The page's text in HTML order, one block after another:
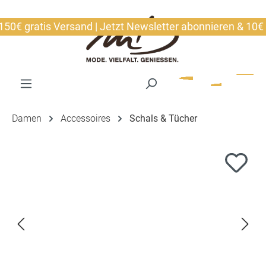
gratis Versand | Jetzt Newsletter abonnieren & 10€
Damen Accessoires Schals & Tücher